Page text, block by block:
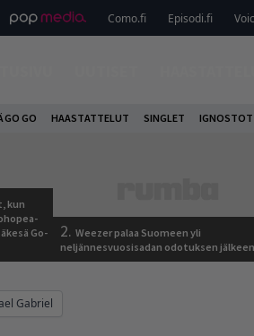
Como.fi Episodi.fi
GO GO HAASTATTELUT SINGLET IGNOSTOT
kun
Go-
2. Weezer palaa Suomeen yli
neljännesvuosisadan odotuksen jälkeen
Gabriel